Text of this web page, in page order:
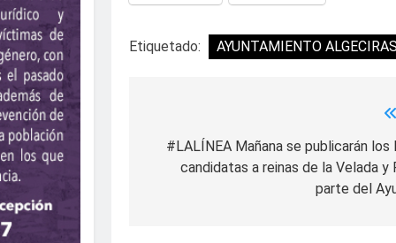
Etiquetado: AYUNTAMIENTO ALGECIRAS
de#LALÍNEA Mañana se publicarán
candidatas a reinas de la Velada y
parte del